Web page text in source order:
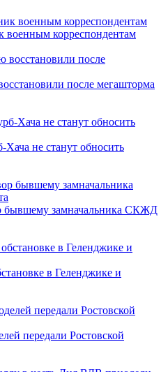
военным корреспондентам
после мегашторма
не станут обносить
бывшему замначальника СКЖД
в Геленджике и
передали Ростовской